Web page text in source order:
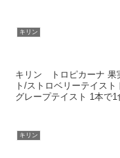
キリン
キリン トロピカーナ 果
ト/ストロベリーテイス
グレープテイスト 1本で
キリン